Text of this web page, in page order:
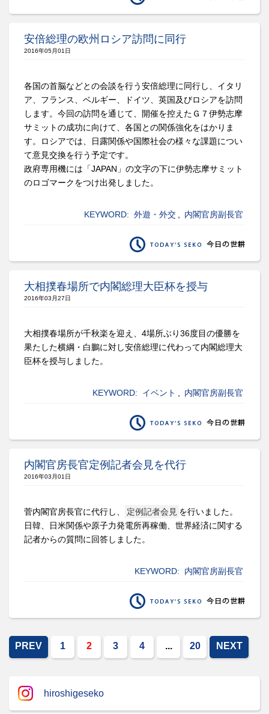
安倍総理の欧州ロシア訪問に同行
2016年05月01日
各国の首脳などとの会談を行う安倍総理に同行し、イタリ
ア、フランス、ベルギー、ドイツ、英国及びロシアを訪問
します。今回の訪問を通じて、開催を控えたＧ７伊勢志摩
サミットの成功に向けて、各国との関係強化をはかりま
す。ロシアでは、日露関係や国際社会の様々な課題につい
て意見交換を行う予定です。
政府専用機には「JAPAN」の文字の下に伊勢志摩サミット
のロゴマークをつけ出発しました。
KEYWORD: 外遊・外交 内閣官房副長官
大相撲春場所で内閣総理大臣杯を授与
2016年03月27日
大相撲春場所が千秋楽を迎え、4場所ぶり36度目の優勝を
果たした横綱・白鵬に対し安倍総理に代わって内閣総理大
臣杯を授与しました。
KEYWORD: イベント 内閣官房副長官
内閣官房長官定例記者会見を代行
2016年03月01日
菅内閣官房長官に代行し、 定例記者会見 を行いました。
日韓、日米関係や原子力発電所再稼働、世界経済に関する
記者からの質問に回答しました。
KEYWORD: 内閣官房副長官
PREV 1 2 3 4 ... 20 NEXT
hiroshigeseko